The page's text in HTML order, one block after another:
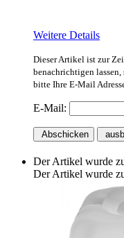
Weitere Details
Dieser Artikel ist zur
benachrichtigen
bitte Ihre E-Mail
E-Mail:
Abschicken
Der Artikel wurde
Der Artikel wurde